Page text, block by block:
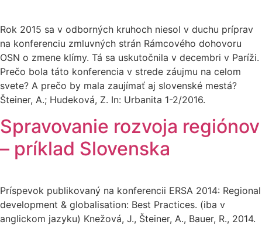
Rok 2015 sa v odborných kruhoch niesol v duchu príprav
na konferenciu zmluvných strán Rámcového dohovoru
OSN o zmene klímy. Tá sa uskutočnila v decembri v Paríži.
Prečo bola táto konferencia v strede záujmu na celom
svete? A prečo by mala zaujímať aj slovenské mestá?
Šteiner, A.; Hudeková, Z. In: Urbanita 1-2/2016.
Spravovanie rozvoja regiónov
– príklad Slovenska
Príspevok publikovaný na konferencii ERSA 2014: Regional
development & globalisation: Best Practices. (iba v
anglickom jazyku) Knežová, J., Šteiner, A., Bauer, R., 2014.